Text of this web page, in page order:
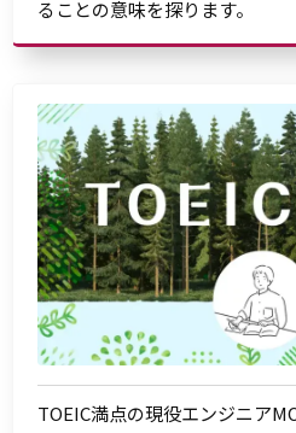
ることの意味を探ります。
TOEIC満点の現役エンジニア